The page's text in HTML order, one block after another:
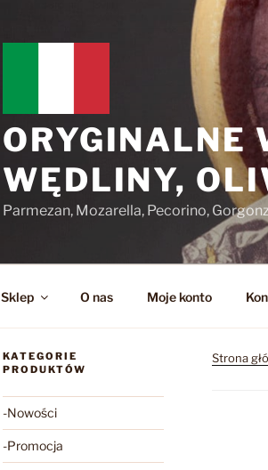
ORYGINALNE
WĘDLINY,
Parmezan, Mozarella, Pecorino,
Sklep O nas Moje konto
Strona
KATEGORIE
PRODUKTÓW
-Nowości
-Promocja